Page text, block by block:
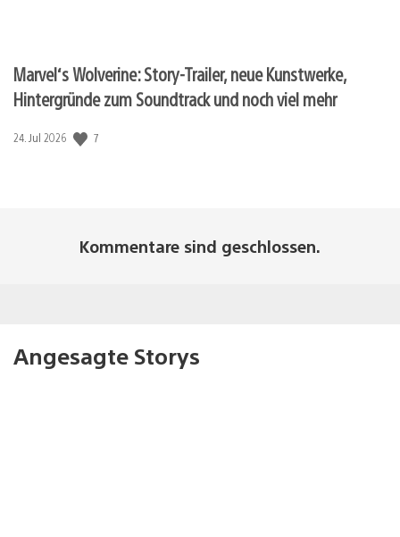
Marvel‘s Wolverine: Story-Trailer, neue Kunstwerke,
Hintergründe zum Soundtrack und noch viel mehr
Veröffentlichungsdatum:
24. Jul 2026 7
Kommentare sind geschlossen.
Angesagte Storys